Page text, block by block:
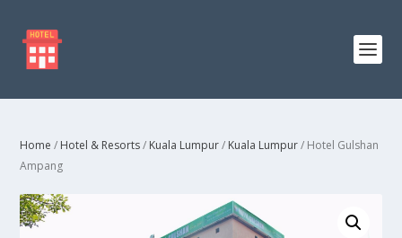
Home / Hotel & Resorts/ Kuala Lumpur/ Kuala Lumpur/ Hotel Gulshan
Ampang